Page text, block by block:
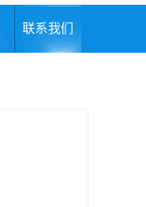
联系我们